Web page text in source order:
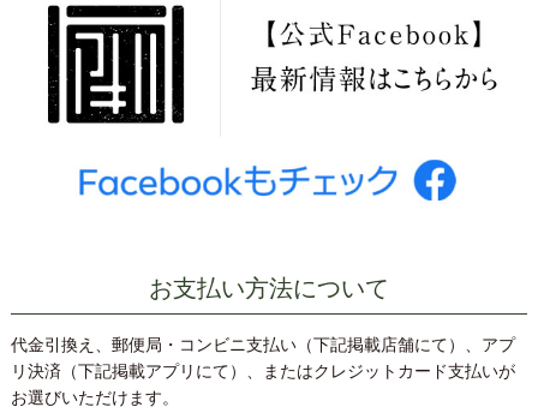
お支払い方法について
代金引換え、郵便局・コンビニ支払い（下記掲載店舗にて）、アプ
リ決済（下記掲載アプリにて）、またはクレジットカード支払いが
お選びいただけます。